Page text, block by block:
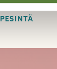
MUNAT
PESINTÄ